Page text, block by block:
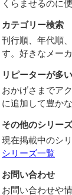
くらませるのに便
カテゴリー検索
刊行順、年代順
す。好きなメー
リピーターが多い
おかげさまでア
に追加して豊か
その他のシリー
現在掲載中のシ
シリーズ一覧
お問い合わせ
お問い合わせや